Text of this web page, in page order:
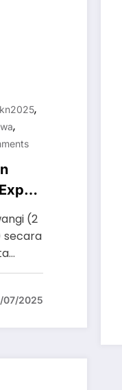
,
,
(2
secara
07/2025